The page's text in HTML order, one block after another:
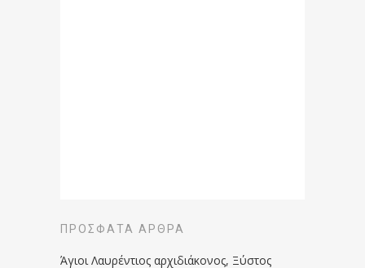
ΠΡΌΣΦΑΤΑ ΆΡΘΡΑ
Άγιοι Λαυρέντιος αρχιδιάκονος, Ξύστος